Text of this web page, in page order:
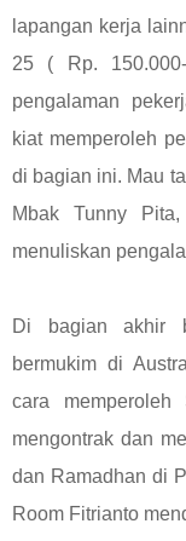
lapangan kerja
25 ( Rp.
pengalaman
kiat memperoleh
di bagian ini. Mau
Mbak Tunny
menuliskan
Di bagian akhir
bermukim di
cara
mengontrak dan
dan Ramadhan di
Room Fitrianto